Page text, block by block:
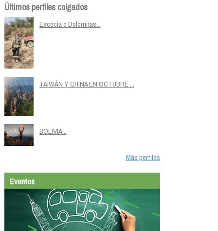
Últimos perfiles colgados
Escocia o Dolomitas...
TAIWÁN Y CHINA EN OCTUBRE ...
BOLIVIA...
Más perfiles
Eventos